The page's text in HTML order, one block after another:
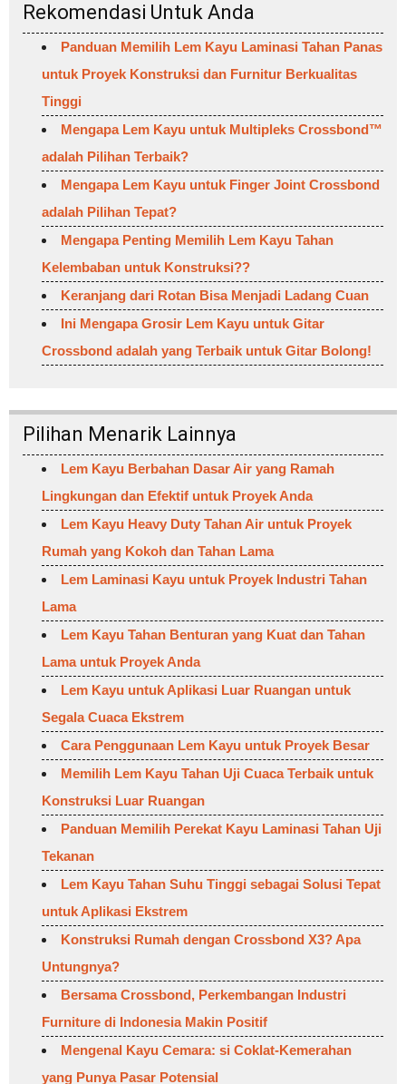
Rekomendasi Untuk Anda
Panduan Memilih Lem Kayu Laminasi Tahan Panas
untuk Proyek Konstruksi dan Furnitur Berkualitas
Tinggi
Mengapa Lem Kayu untuk Multipleks Crossbond™
adalah Pilihan Terbaik?
Mengapa Lem Kayu untuk Finger Joint Crossbond
adalah Pilihan Tepat?
Mengapa Penting Memilih Lem Kayu Tahan
Kelembaban untuk Konstruksi??
Keranjang dari Rotan Bisa Menjadi Ladang Cuan
Ini Mengapa Grosir Lem Kayu untuk Gitar
Crossbond adalah yang Terbaik untuk Gitar Bolong!
Pilihan Menarik Lainnya
Lem Kayu Berbahan Dasar Air yang Ramah
Lingkungan dan Efektif untuk Proyek Anda
Lem Kayu Heavy Duty Tahan Air untuk Proyek
Rumah yang Kokoh dan Tahan Lama
Lem Laminasi Kayu untuk Proyek Industri Tahan
Lama
Lem Kayu Tahan Benturan yang Kuat dan Tahan
Lama untuk Proyek Anda
Lem Kayu untuk Aplikasi Luar Ruangan untuk
Segala Cuaca Ekstrem
Cara Penggunaan Lem Kayu untuk Proyek Besar
Memilih Lem Kayu Tahan Uji Cuaca Terbaik untuk
Konstruksi Luar Ruangan
Panduan Memilih Perekat Kayu Laminasi Tahan Uji
Tekanan
Lem Kayu Tahan Suhu Tinggi sebagai Solusi Tepat
untuk Aplikasi Ekstrem
Konstruksi Rumah dengan Crossbond X3? Apa
Untungnya?
Bersama Crossbond, Perkembangan Industri
Furniture di Indonesia Makin Positif
Mengenal Kayu Cemara: si Coklat-Kemerahan
yang Punya Pasar Potensial